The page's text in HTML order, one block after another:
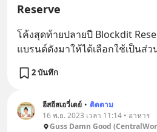
Reserve
โค้งสุดท้ายปลายปี Blockdit
แบรนด์ดังมาให้ได้เลือกใช้เป็นส่
2 บันทึก
อีสอีสเอวี่เดย์ • ติดตาม
16 พ.ย. 2023 เวลา 11:14 • อาหาร
Guss Damn Good